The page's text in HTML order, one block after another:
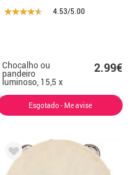
4.53/5.00
Chocalho ou
pandeiro
luminoso, 15,5 x
10 x 3,2 cm, cores
sortidas
2.99€
Esgotado - Me avise